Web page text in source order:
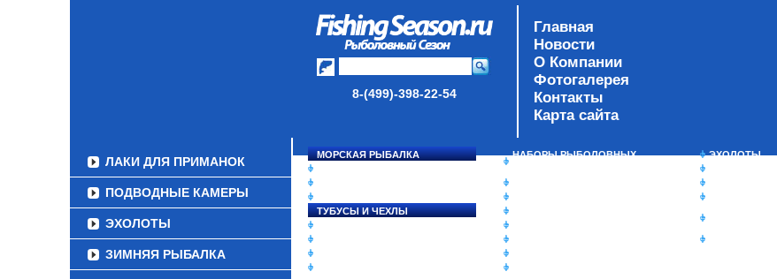
ЛАКИ ДЛЯ ПРИМАНОК
ПОДВОДНЫЕ КАМЕРЫ
ЭХОЛОТЫ
ЗИМНЯЯ РЫБАЛКА
8-(499)-398-22-54
Главная
Новости
О Компании
Фотогалерея
Контакты
Карта сайта
МОРСКАЯ РЫБАЛКА
ТУБУСЫ И ЧЕХЛЫ
НАБОРЫ РЫБОЛОВНЫХ
ЭХОЛОТЫ